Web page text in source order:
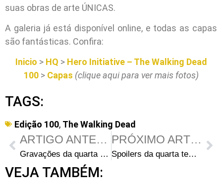
suas obras de arte ÚNICAS.
A galeria já está disponível online, e todas as capas
são fantásticas. Confira:
Inicio > HQ > Hero Initiative – The Walking Dead
100> Capas (clique aqui para ver mais fotos)
TAGS:
Edição 100, The Walking Dead
ARTIGO ANTERIOR
Gravações da quarta temporada na Avenida Dolly Nixon na terça-feira
PRÓXIMO ARTIGO
Spoilers da quarta temporada de The Walking Dead: Título do episódio 4 e novidades no elenco
VEJA TAMBÉM: